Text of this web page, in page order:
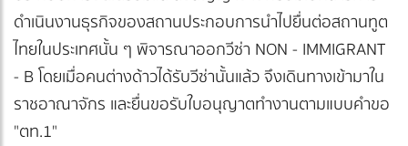
ดำเนินงานธุรกิจของสถานประกอบการนำไปยื่นต่อสถานทูต
ไทยในประเทศนั้น ๆ พิจารณาออกวีซ่า NON - IMMIGRANT
- B โดยเมื่อคนต่างด้าวได้รับวีซ่านั้นแล้ว จึงเดินทางเข้ามาใน
ราชอาณาจักร และยื่นขอรับใบอนุญาตทำงานตามแบบคำขอ
"ตท.1"